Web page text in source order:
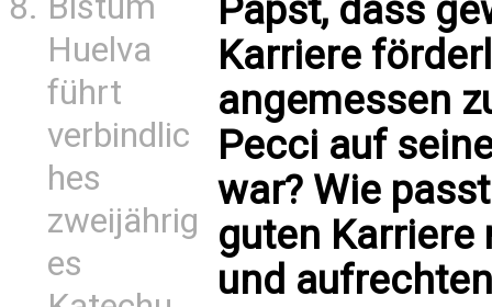
Huelva
führt
verbindlic
hes
zweijährig
es
Papst, dass
Karriere
angemessen
Pecci auf
war? Wie
guten
und